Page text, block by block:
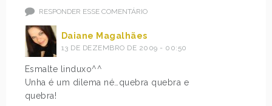
RESPONDER ESSE COMENTÁRIO
Daiane Magalhães
13 DE DEZEMBRO DE 2009 - 00:50
Esmalte linduxo^^
Unha é um dilema né…quebra quebra e
quebra!